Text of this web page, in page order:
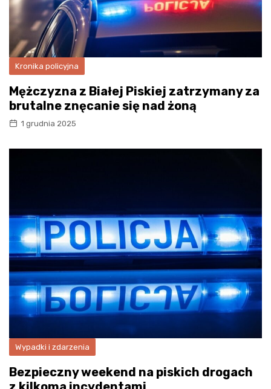
Kronika policyjna
Mężczyzna z Białej Piskiej zatrzymany za
brutalne znęcanie się nad żoną
1 grudnia 2025
Wypadki i zdarzenia
Bezpieczny weekend na piskich drogach